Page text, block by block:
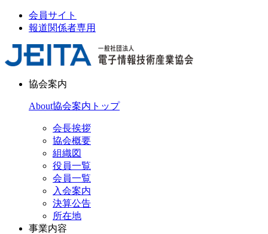
会員サイト
報道関係者専用
協会案内
About協会案内トップ
会長挨拶
協会概要
組織図
役員一覧
会員一覧
入会案内
決算公告
所在地
事業内容